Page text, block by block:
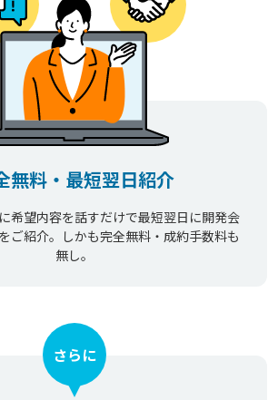
無料・最短翌日紹介
希望内容を話すだけで最短翌日に開発会
ご紹介。しかも完全無料・成約手数料も
無し。
さらに